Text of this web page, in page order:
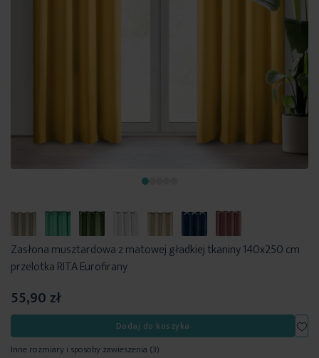
Zasłona musztardowa z matowej gładkiej tkaniny 140x250 cm
przelotka RITA Eurofirany
55,90 zł
Dodaj do koszyka
Inne rozmiary i sposoby zawieszenia (3)